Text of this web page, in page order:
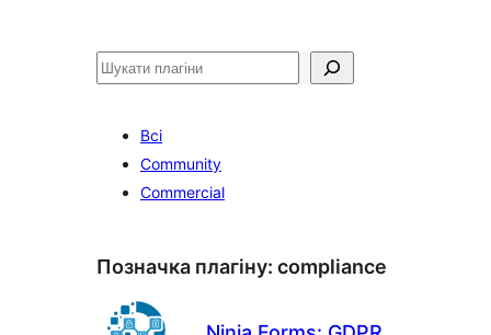
Пошук
Всі
Community
Commercial
Позначка плагіну: compliance